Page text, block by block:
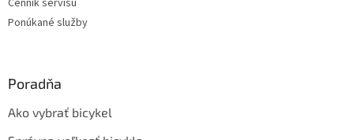
Cenník servisu
Ponúkané služby
Poradňa
Ako vybrať bicykel